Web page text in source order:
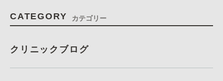
CATEGORY カテゴリー
クリニックブログ